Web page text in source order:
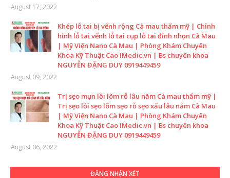
August 17, 2022
Khép lỗ tai bị vểnh rộng Cà mau thẩm mỹ | Chỉnh
hỉnh lỗ tai vểnh lỗ tai cụp lỗ tai đỉnh nhọn Cà Mau
| Mỹ Viện Nano Cà Mau | Phòng Khám Chuyên
Khoa Kỹ Thuật Cao IMedic.vn | Bs chuyên khoa
NGUYỄN ĐẶNG DUY 0919449459
August 09, 2022
Trị sẹo mụn lồi lõm rỗ lâu năm Cà mau thẩm mỹ |
Trị sẹo lồi sẹo lõm sẹo rỗ sẹo xấu lâu năm Cà Mau
| Mỹ Viện Nano Cà Mau | Phòng Khám Chuyên
Khoa Kỹ Thuật Cao IMedic.vn | Bs chuyên khoa
NGUYỄN ĐẶNG DUY 0919449459
August 06, 2022
ĐĂNG NHẬN XÉT